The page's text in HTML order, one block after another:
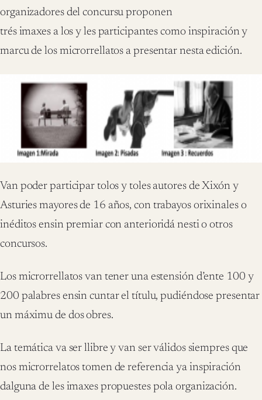
organizadores del concursu proponen
trés imaxes a los y les participantes como inspiración y
marcu de los microrrellatos a presentar nesta edición.
Van poder participar tolos y toles autores de Xixón y
Asturies mayores de 16 años, con trabayos orixinales o
inéditos ensin premiar con anterioridá nesti o otros
concursos.
Los microrrellatos van tener una estensión d’ente 100 y
200 palabres ensin cuntar el títulu, pudiéndose presentar
un máximu de dos obres.
La temática va ser llibre y van ser válidos siempres que
nos microrrelatos tomen de referencia ya inspiración
dalguna de les imaxes propuestes pola organización.